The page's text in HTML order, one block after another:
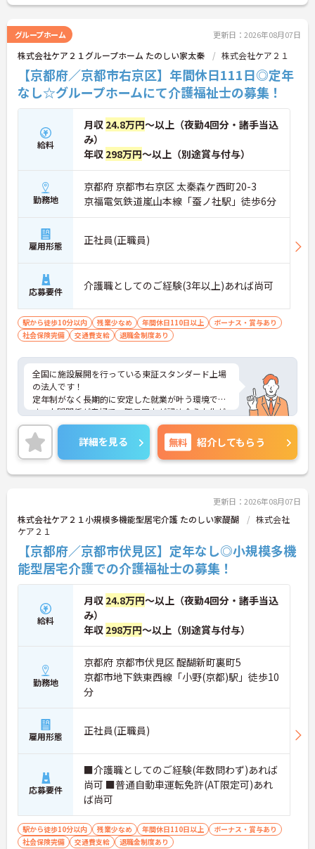
グループホーム 更新日：2026年08月07日
株式会社ケア２１グループホーム たのしい家太秦 株式会社ケア２１
【京都府／京都市右京区】年間休日111日◎定年
なし☆グループホームにて介護福祉士の募集！
給料
月収 24.8万円～以上（夜勤4回分・諸手当込
み）
年収 298万円～以上（別途賞与付与）
勤務地
京都府 京都市右京区 太秦森ケ西町20-3
京福電気鉄道嵐山本線「蚕ノ社駅」徒歩6分
雇用形態 正社員(正職員)
応募要件 介護職としてのご経験(3年以上)あれば尚可
駅から徒歩10分以内 残業少なめ 年間休日110日以上
ボーナス・賞与あり
社会保険完備
交通費支給 退職金制度あり
全国に施設展開を行っている東証スタンダード上場
の法人です！
定年制がなく長期的に安定した就業が叶う環境で
す。人間関係が良好で、職員同士が認め合う文化が
根付いています。
ご興味のある方には、面接対策ポイントなど、さら
に詳細をご案内しますのでお気軽にご相談くださ
い！
詳細を見る 無料 紹介してもらう
更新日：2026年08月07日
株式会社ケア２１小規模多機能型居宅介護 たのしい家醍醐
株式会社
ケア２１
【京都府／京都市伏見区】定年なし◎小規模多機
能型居宅介護での介護福祉士の募集！
給料
月収 24.8万円～以上（夜勤4回分・諸手当込
み）
年収 298万円～以上（別途賞与付与）
勤務地
京都府 京都市伏見区 醍醐新町裏町5
京都市地下鉄東西線「小野(京都)駅」徒歩10
分
雇用形態 正社員(正職員)
応募要件
■介護職としてのご経験(年数問わず)あれば
尚可 ■普通自動車運転免許(AT限定可)あれ
ば尚可
駅から徒歩10分以内 残業少なめ 年間休日110日以上
ボーナス・賞与あり
社会保険完備
交通費支給 退職金制度あり